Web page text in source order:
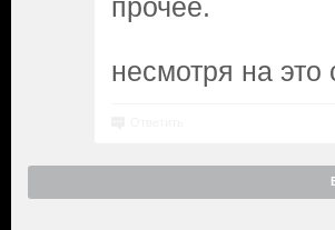
прочее.
несмотря на